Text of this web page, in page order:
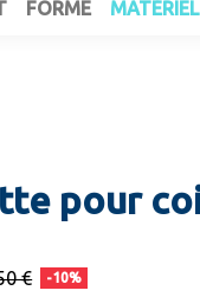
FORME MATÉRIEL
pour
€ -10%